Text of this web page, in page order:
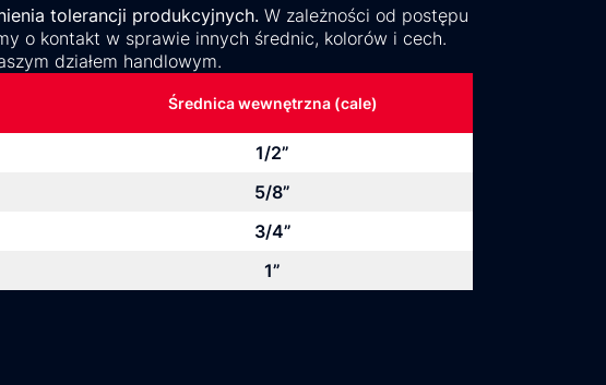
tolerancji produkcyjnych. W zależności od postępu
o kontakt w sprawie innych średnic, kolorów i cech.
działem handlowym.
Średnica wewnętrzna (cale)
1/2”
5/8”
3/4”
1”